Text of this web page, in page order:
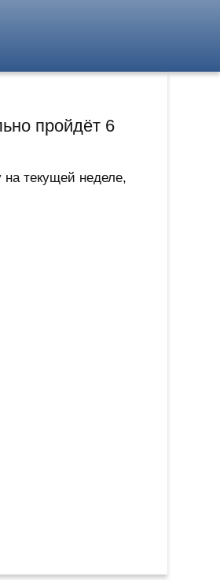
пройдёт 6
текущей неделе,